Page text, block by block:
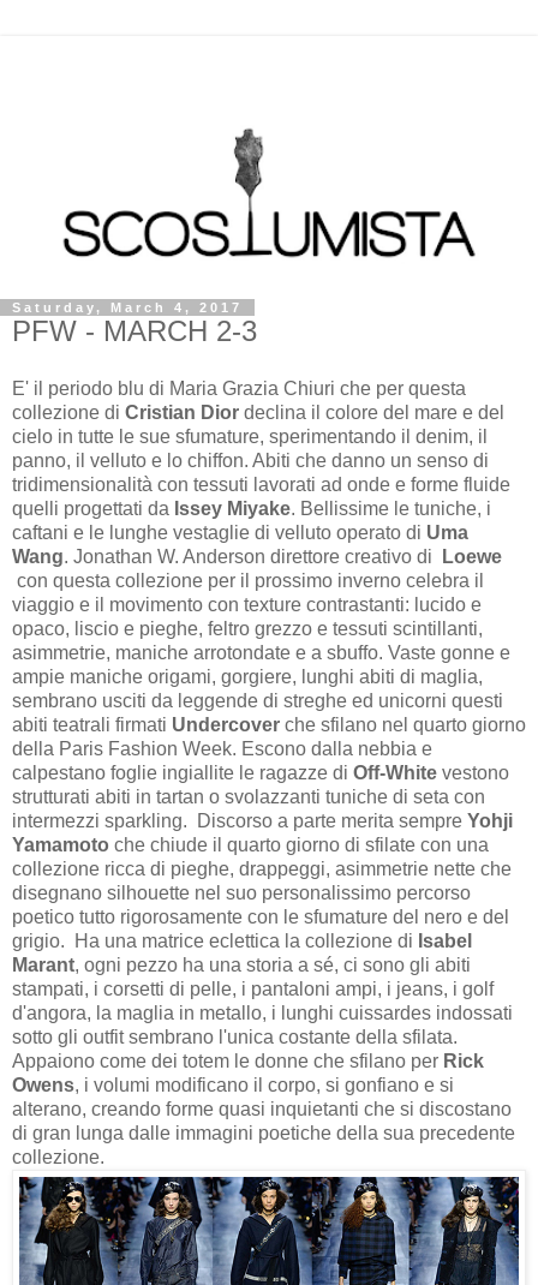
Saturday, March 4, 2017
PFW - MARCH 2-3
E' il periodo blu di Maria Grazia Chiuri che per questa
collezione di Cristian Dior declina il colore del mare e del
cielo in tutte le sue sfumature, sperimentando il denim, il
panno, il velluto e lo chiffon. Abiti che danno un senso di
tridimensionalità con tessuti lavorati ad onde e forme fluide
quelli progettati da Issey Miyake. Bellissime le tuniche, i
caftani e le lunghe vestaglie di velluto operato di Uma
Wang. Jonathan W. Anderson direttore creativo di
Loewe
con questa collezione per il prossimo inverno celebra il
viaggio e il movimento con texture contrastanti: lucido e
opaco, liscio e pieghe, feltro grezzo e tessuti scintillanti,
asimmetrie, maniche arrotondate e a sbuffo. Vaste gonne e
ampie maniche origami, gorgiere, lunghi abiti di maglia,
sembrano usciti da leggende di streghe ed unicorni questi
abiti teatrali firmati Undercover che sfilano nel quarto giorno
della Paris Fashion Week. Escono dalla nebbia e
calpestano foglie ingiallite le ragazze di Off-White vestono
strutturati abiti in tartan o svolazzanti tuniche di seta con
intermezzi sparkling. Discorso a parte merita sempre Yohji
Yamamoto che chiude il quarto giorno di sfilate con una
collezione ricca di pieghe, drappeggi, asimmetrie nette che
disegnano silhouette nel suo personalissimo percorso
poetico tutto rigorosamente con le sfumature del nero e del
grigio. Ha una matrice eclettica la collezione di Isabel
Marant, ogni pezzo ha una storia a sé, ci sono gli abiti
stampati, i corsetti di pelle, i pantaloni ampi, i jeans, i golf
d'angora, la maglia in metallo, i lunghi cuissardes indossati
sotto gli outfit sembrano l'unica costante della sfilata.
Appaiono come dei totem le donne che sfilano per Rick
Owens, i volumi modificano il corpo, si gonfiano e si
alterano, creando forme quasi inquietanti che si discostano
di gran lunga dalle immagini poetiche della sua precedente
collezione.